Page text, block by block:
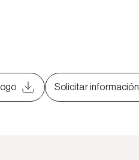
Solicitar información